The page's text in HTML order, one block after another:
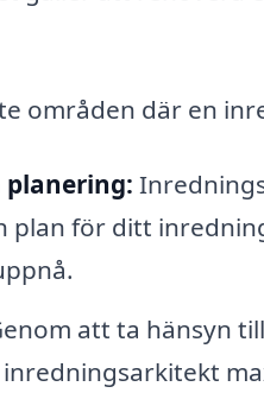
områden där en
planering:
plan för ditt
att ta hänsyn